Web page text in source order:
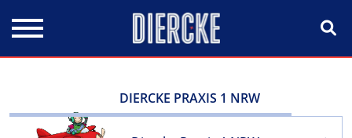
DIERCKE PRAXIS 1 NRW